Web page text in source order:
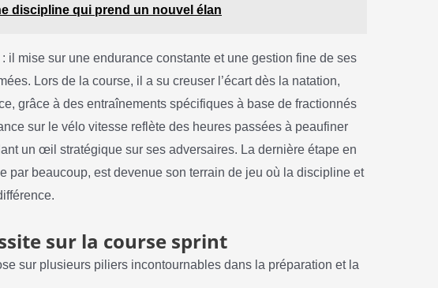
discipline qui prend un nouvel élan
il mise sur une endurance constante et une gestion fine de ses
Lors de la course, il a su creuser l’écart dès la natation,
grâce à des entraînements spécifiques à base de fractionnés
sur le vélo vitesse reflète des heures passées à peaufiner
un œil stratégique sur ses adversaires. La dernière étape en
par beaucoup, est devenue son terrain de jeu où la discipline et
sur la course sprint
sur plusieurs piliers incontournables dans la préparation et la